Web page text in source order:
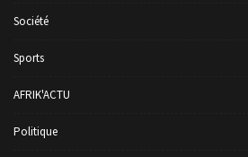
Société
Sports
AFRIK'ACTU
Politique